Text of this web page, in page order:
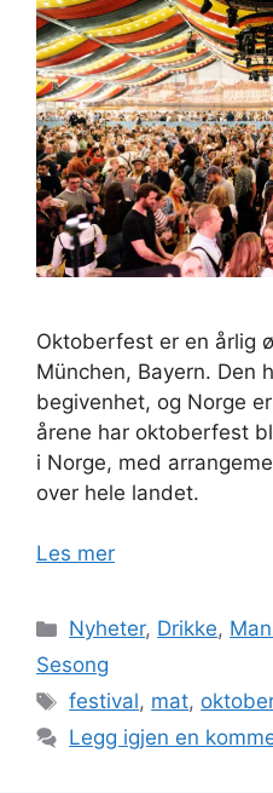
Oktoberfest er en årlig
München, Bayern. Den
begivenhet, og Norge
årene har oktoberfest
i Norge, med
over hele landet.
Les mer
Kategorier
Nyheter, Drikke,
Sesong
Stikkord
festival, mat,
Legg igjen en